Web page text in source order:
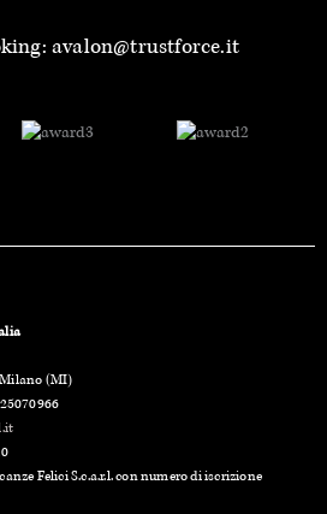
avalon@trustforce.it
(MI)
Felici S.c.a.r.l. con numero di iscrizione